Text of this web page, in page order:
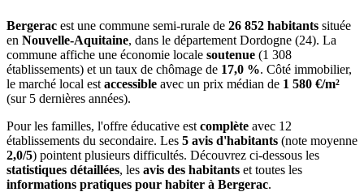
Bergerac est une commune semi-rurale de 26 852 habitants située
en Nouvelle-Aquitaine, dans le département Dordogne (24). La
commune affiche une économie locale soutenue (1 308
établissements) et un taux de chômage de 17,0 %. Côté immobilier,
le marché local est accessible avec un prix médian de 1 580 €/m²
(sur 5 dernières années).
Pour les familles, l'offre éducative est complète avec 12
établissements du secondaire. Les 5 avis d'habitants (note moyenne
2,0/5) pointent plusieurs difficultés. Découvrez ci-dessous les
statistiques détaillées, les avis des habitants et toutes les
informations pratiques pour habiter à Bergerac.